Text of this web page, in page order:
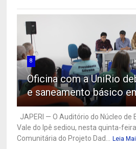
8
Oficina com a UniRio
e saneamento básico
JAPERI — O Auditório do Núcleo de
Vale do Ipê sediou, nesta quinta-
Comunitária do Projeto Dad...
Leia